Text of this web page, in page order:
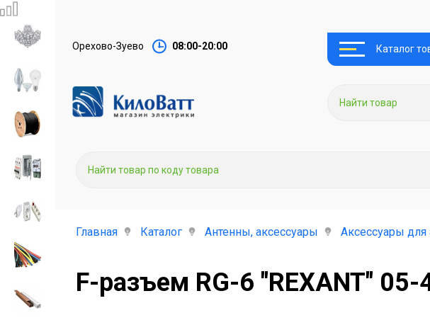
Орехово-Зуево 08:00-20:00 Каталог
Главная Каталог Антенны, аксессуары Аксессуары для
F-разъем RG-6 "REXANT"